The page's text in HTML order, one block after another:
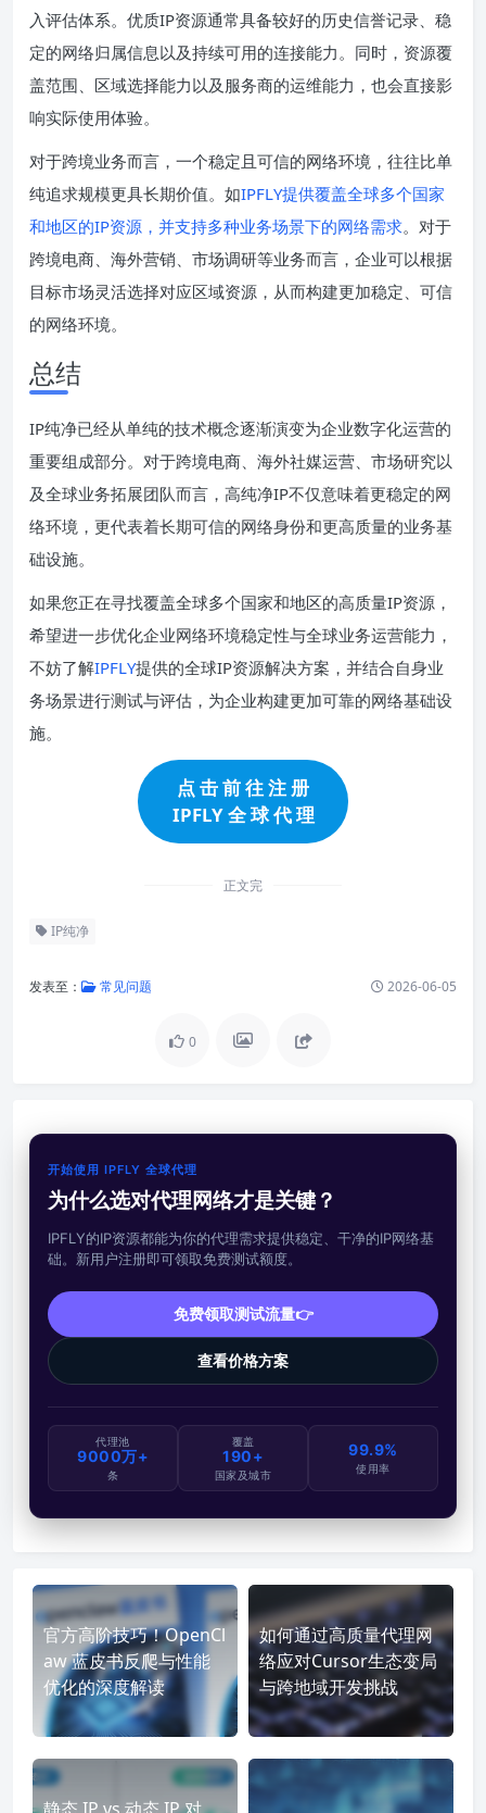
入评估体系。优质IP资源通常具备较好的历史信誉记录、稳
定的网络归属信息以及持续可用的连接能力。同时，资源覆
盖范围、区域选择能力以及服务商的运维能力，也会直接影
响实际使用体验。
对于跨境业务而言，一个稳定且可信的网络环境，往往比单
纯追求规模更具长期价值。如IPFLY提供覆盖全球多个国家
和地区的IP资源，并支持多种业务场景下的网络需求。对于
跨境电商、海外营销、市场调研等业务而言，企业可以根据
目标市场灵活选择对应区域资源，从而构建更加稳定、可信
的网络环境。
总结
IP纯净已经从单纯的技术概念逐渐演变为企业数字化运营的
重要组成部分。对于跨境电商、海外社媒运营、市场研究以
及全球业务拓展团队而言，高纯净IP不仅意味着更稳定的网
络环境，更代表着长期可信的网络身份和更高质量的业务基
础设施。
如果您正在寻找覆盖全球多个国家和地区的高质量IP资源，
希望进一步优化企业网络环境稳定性与全球业务运营能力，
不妨了解IPFLY提供的全球IP资源解决方案，并结合自身业
务场景进行测试与评估，为企业构建更加可靠的网络基础设
施。
点 击 前 往 注 册
IPFLY 全 球 代 理
正文完
IP纯净
发表至： 常见问题 2026-06-05
0
开始使用 IPFLY 全球代理
为什么选对代理网络才是关键？
IPFLY的IP资源都能为你的代理需求提供稳定、干净的IP网络基
础。新用户注册即可领取免费测试额度。
免费领取测试流量👉
查看价格方案
代理池
9000万+
条
覆盖
190+
国家及城市
99.9%
使用率
官方高阶技巧！OpenCl
aw 蓝皮书反爬与性能
优化的深度解读
如何通过高质量代理网
络应对Cursor生态变局
与跨地域开发挑战